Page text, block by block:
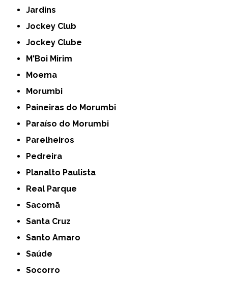
Jardins
Jockey Club
Jockey Clube
M'Boi Mirim
Moema
Morumbi
Paineiras do Morumbi
Paraíso do Morumbi
Parelheiros
Pedreira
Planalto Paulista
Real Parque
Sacomã
Santa Cruz
Santo Amaro
Saúde
Socorro